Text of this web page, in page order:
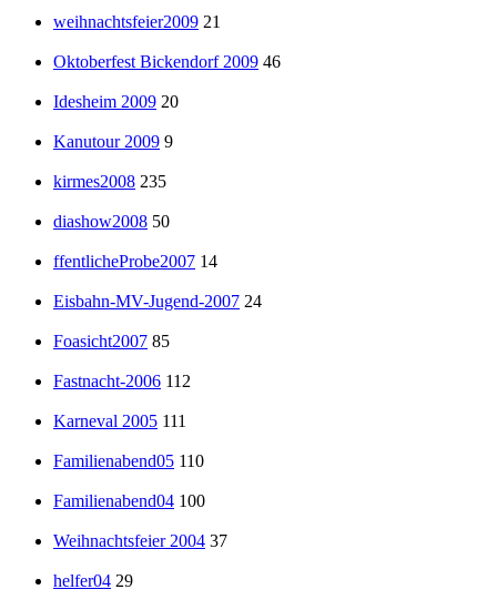
weihnachtsfeier2009 21
Oktoberfest Bickendorf 2009 46
Idesheim 2009 20
Kanutour 2009 9
kirmes2008 235
diashow2008 50
ffentlicheProbe2007 14
Eisbahn-MV-Jugend-2007 24
Foasicht2007 85
Fastnacht-2006 112
Karneval 2005 111
Familienabend05 110
Familienabend04 100
Weihnachtsfeier 2004 37
helfer04 29